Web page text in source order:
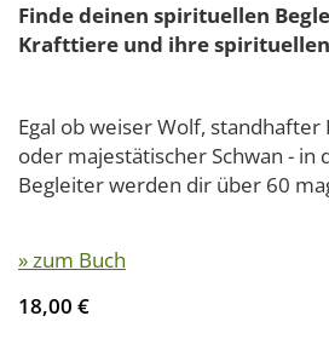
Finde deinen spirituellen
Krafttiere und ihre
Egal ob weiser Wolf,
oder majestätischer Schwan - in
Begleiter werden dir über 60
» zum Buch
18,00 €